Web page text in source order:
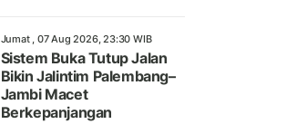
Jumat , 07 Aug 2026, 23:30 WIB
Sistem Buka Tutup Jalan
Bikin Jalintim Palembang–
Jambi Macet
Berkepanjangan